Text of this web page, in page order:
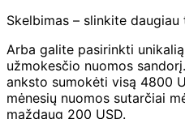
Skelbimas – slinkite daugiau
Arba galite pasirinkti unikalią
užmokesčio nuomos
anksto sumokėti visą 4800
mėnesių nuomos sutarčiai
maždaug 200 USD.